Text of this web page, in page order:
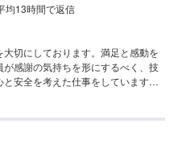
均13時間で返信
切にしております。満足と感動を
感謝の気持ちを形にするべく、技
安全を考えた仕事をしています！
るため安易な部品交換はいたしま